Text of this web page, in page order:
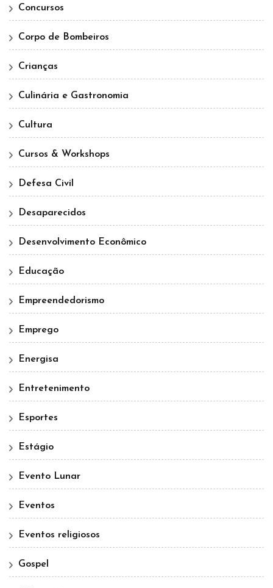
Concursos
Corpo de Bombeiros
Crianças
Culinária e Gastronomia
Cultura
Cursos & Workshops
Defesa Civil
Desaparecidos
Desenvolvimento Econômico
Educação
Empreendedorismo
Emprego
Energisa
Entretenimento
Esportes
Estágio
Evento Lunar
Eventos
Eventos religiosos
Gospel